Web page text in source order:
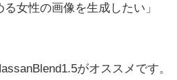
る女性の画像を生成したい」
がオススメです。